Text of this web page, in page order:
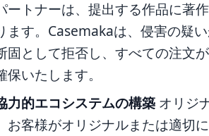
ートナーは、提出する作品に著
ます。Casemakaは、侵害の疑
固として拒否し、すべての注文
いたします。
力的エコシステムの構築 オリジ
お客様がオリジナルまたは適切